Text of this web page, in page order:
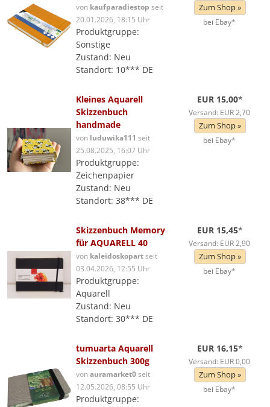
von kaufparadiestop seit
20.01.2026, 18:15 Uhr
Produktgruppe:
Sonstige
Zustand: Neu
Standort: 10*** DE
Zum Shop »
bei Ebay*
Kleines Aquarell
Skizzenbuch
handmade
von luduwika111 seit
25.08.2025, 16:07 Uhr
Produktgruppe:
Zeichenpapier
Zustand: Neu
Standort: 38*** DE
EUR 15,00*
Versand: EUR 2,70
Zum Shop »
bei Ebay*
Skizzenbuch Memory
für AQUARELL 40
von kaleidoskopartseit
03.04.2026, 12:55 Uhr
Produktgruppe:
Aquarell
Zustand: Neu
Standort: 30*** DE
EUR 15,45*
Versand: EUR 2,90
Zum Shop »
bei Ebay*
tumuarta Aquarell
Skizzenbuch 300g
vonauramarket0seit
12.05.2026, 08:55 Uhr
Produktgruppe:
EUR 16,15*
Versand: EUR 0,00
Zum Shop »
bei Ebay*